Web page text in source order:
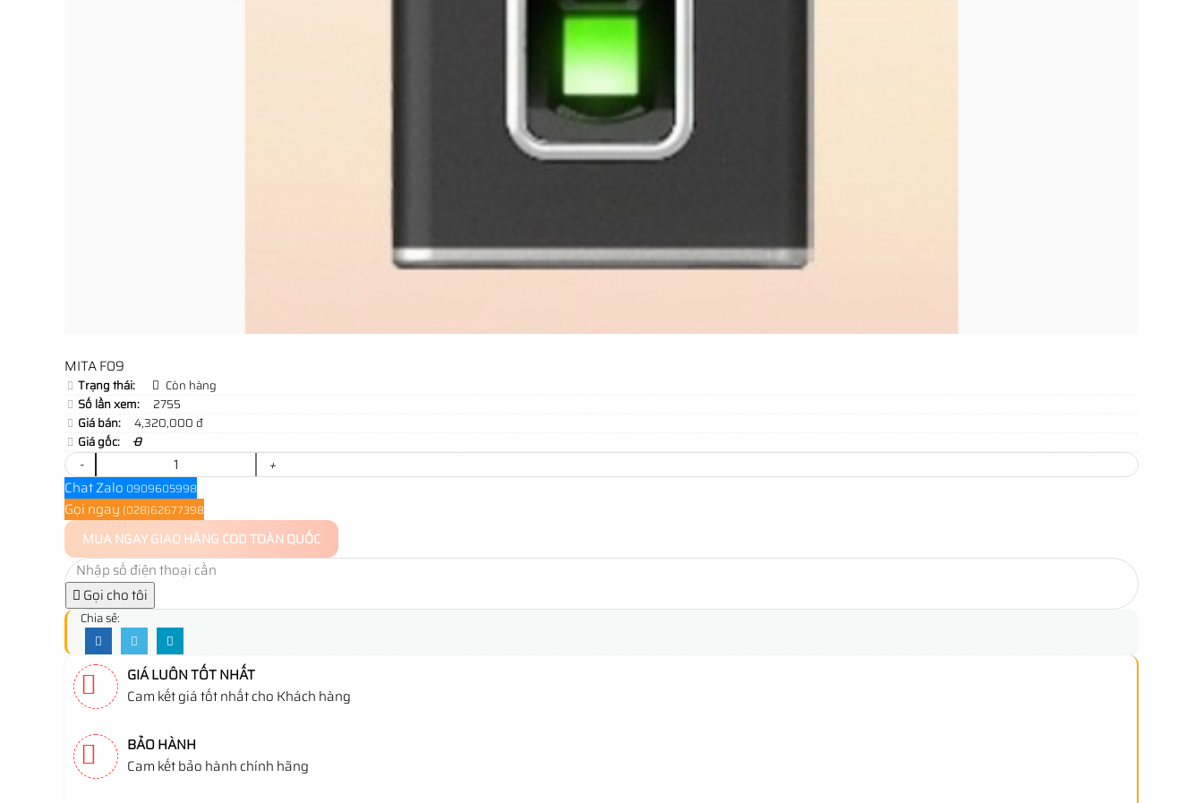
MITA F09
Trạng thái:
Còn hàng
Số lần xem:
2755
Giá bán:
4,320,000 đ
Giá gốc:
0
-
+
Chat Zalo 0909605998
Gọi ngay (028)62677398
MUA NGAYGIAO HÀNG COD TOÀN QUỐC
Gọi cho tôi
Chia sẻ:
GIÁ LUÔN TỐT NHẤT
Cam kết giá tốt nhất cho Khách hàng
BẢO HÀNH
Cam kết bảo hành chính hãng